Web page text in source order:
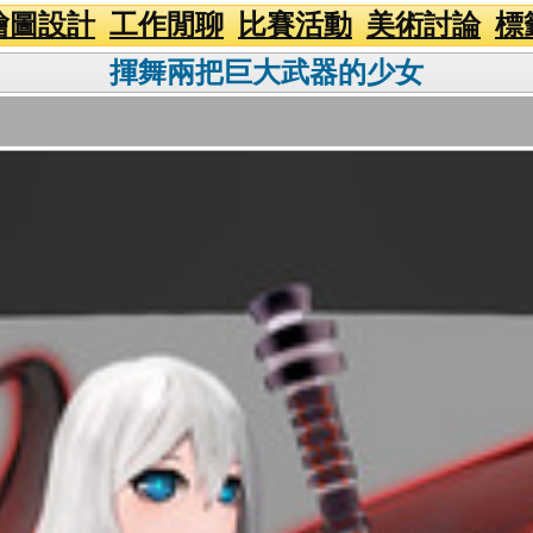
圖設計 工作閒聊 比賽活動 美術討論 標
揮舞兩把巨大武器的少女